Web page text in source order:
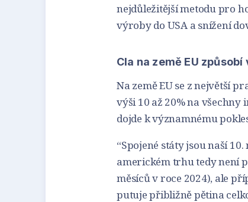
nejdůležitější metodu pro
výroby do USA a snížení
Cla na země EU
Na země EU se z největší
výši 10 až 20% na všechny
dojde k významnému
“Spojené státy jsou naší
americkém trhu tedy není
měsíců v roce 2024), ale
putuje přibližně pětina